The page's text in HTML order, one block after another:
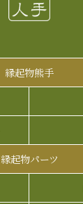
縁起物熊手
縁起物パーツ